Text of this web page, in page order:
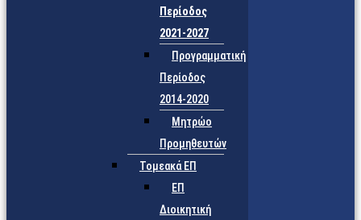
Περίοδος
2021-2027
Προγραμματική
Περίοδος
2014-2020
Μητρώο
Προμηθευτών
Τομεακά ΕΠ
ΕΠ
Διοικητική